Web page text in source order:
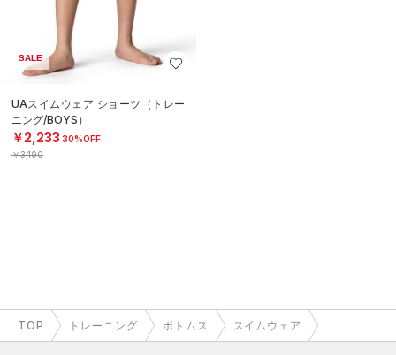
SALE
UAスイムウェア ショーツ（トレー
ニング/BOYS）
￥2,233 30%OFF
￥3,190
TOP トレーニング ボトムス スイムウェア